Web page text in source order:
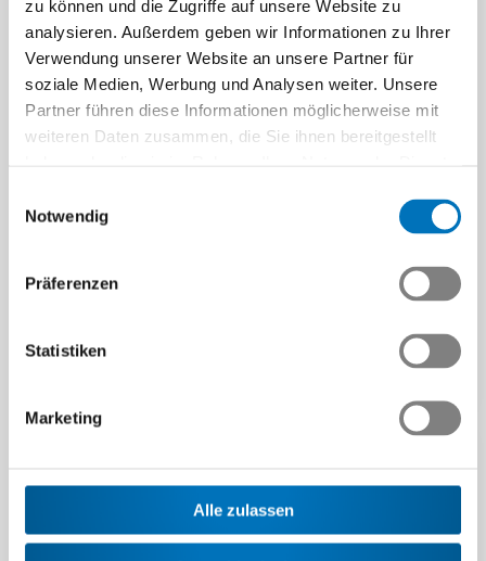
zu können und die Zugriffe auf unsere Website zu
analysieren. Außerdem geben wir Informationen zu Ihrer
Verwendung unserer Website an unsere Partner für
soziale Medien, Werbung und Analysen weiter. Unsere
Partner führen diese Informationen möglicherweise mit
weiteren Daten zusammen, die Sie ihnen bereitgestellt
Notwendig
Präferenzen
Statistiken
Marketing
Alle zulassen
Prototyping risikoärmer
Wie können Unternehmen
Innovationsideen schnell
Lab zeigt am Beispiel…
gestaltet sein, damit sie für